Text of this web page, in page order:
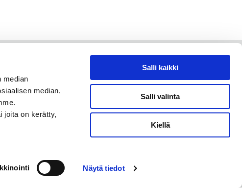
median
median,
joita on kerätty,
Näytä tiedot
Salli kaikki
Salli valinta
Kiellä